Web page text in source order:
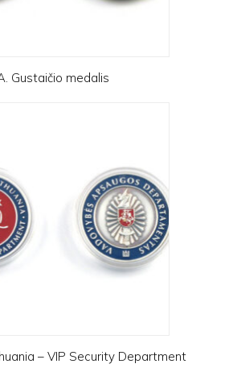
Gustaičio medalis
– VIP Security Department